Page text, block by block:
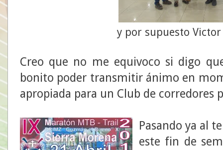
y por supuesto
Creo que no me equivoco si digo
bonito poder transmitir ánimo en
apropiada para un Club de corredores
Pasando ya al
este fin de